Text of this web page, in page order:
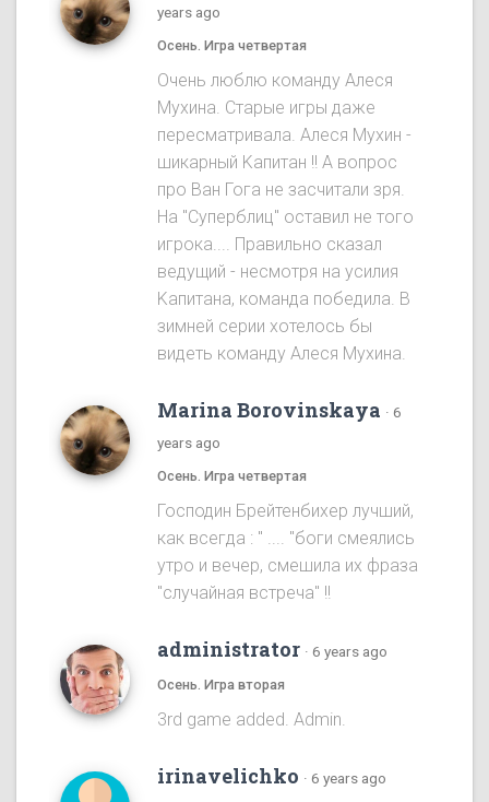
years ago
Осень. Игра четвертая
Oчень люблю команду Алеся
Мухина. Старые игры даже
пересматривала. Алеся Мухин -
шикарный Kапитан !! A вопрос
про Ван Гога не засчитали зря.
На "Cуперблиц" оставил не того
игрока.... Правильно сказал
ведущий - несмотря на усилия
Kапитана, команда победила. B
зимней серии хотелось бы
видеть команду Алеся Мухинa.
Marina Borovinskaya · 6
years ago
Осень. Игра четвертая
Господин Брейтенбихер лучший,
как всегда : " .... "боги смеялись
утро и вечер, смешила их фраза
"случайная встреча" !!
administrator · 6 years ago
Осень. Игра вторая
3rd game added. Admin.
irinavelichko · 6 years ago